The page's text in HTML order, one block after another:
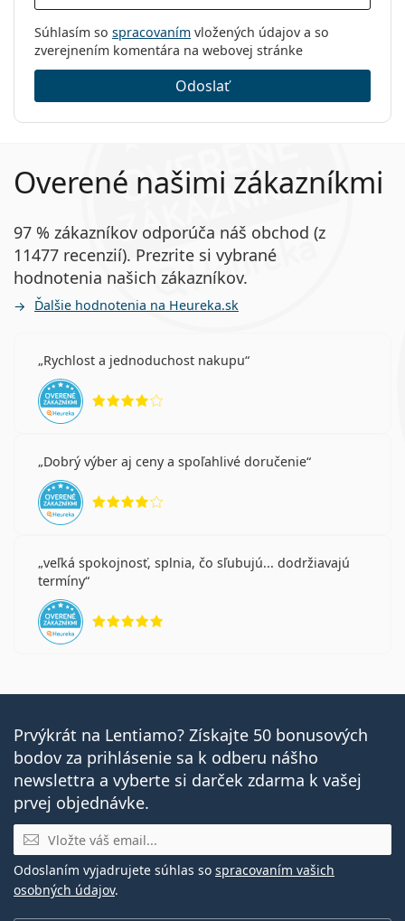
Súhlasím so spracovaním vložených údajov a so
zverejnením komentára na webovej stránke
Odoslať
Overené našimi zákazníkmi
97 % zákazníkov odporúča náš obchod (z
11477 recenzií). Prezrite si vybrané
hodnotenia našich zákazníkov.
Ďalšie hodnotenia na Heureka.sk
Rychlost a jednoduchost nakupu
Dobrý výber aj ceny a spoľahlivé doručenie
veľká spokojnosť, splnia, čo sľubujú... dodržiavajú
termíny
Prvýkrát na Lentiamo? Získajte 50 bonusových
bodov za prihlásenie sa k odberu nášho
newslettra a vyberte si darček zdarma k vašej
prvej objednávke.
E-mail
Odoslaním vyjadrujete súhlas so spracovaním vašich
osobných údajov.